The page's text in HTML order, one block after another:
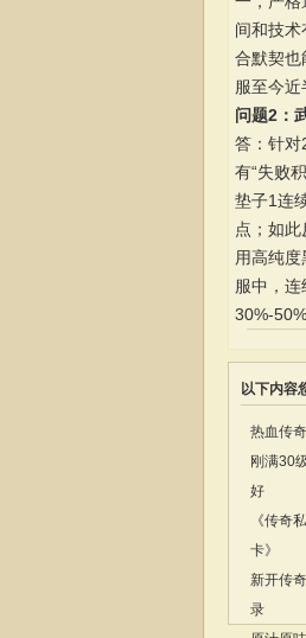
间和技
合默契也
服至今近
问题2：
答：针对
有“失败
垫子1连
点；如
用高纯
服中，连
30%-
以下内容
热血传
刚满30
好
《传奇
卡》
新开传
录